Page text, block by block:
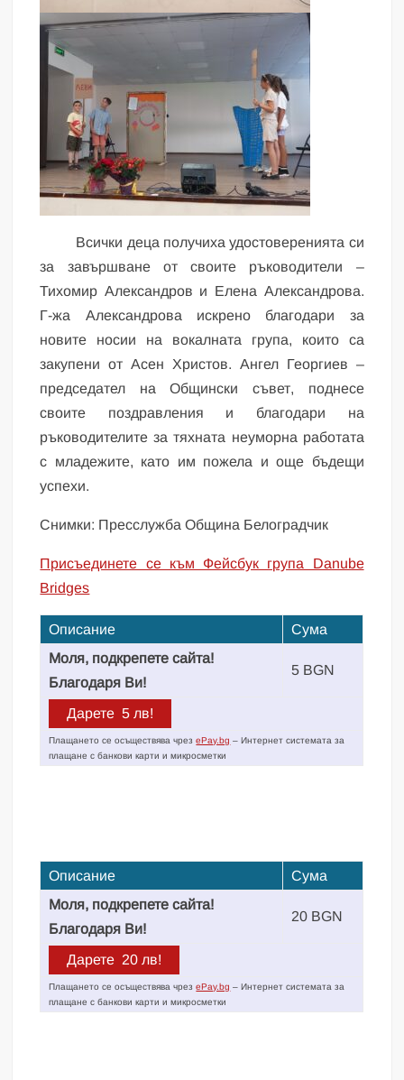
Всички деца получиха удостоверенията си
за завършване от своите ръководители –
Тихомир Александров и Елена Александрова.
Г-жа Александрова искрено благодари за
новите носии на вокалната група, които са
закупени от Асен Христов. Ангел Георгиев –
председател на Общински съвет, поднесе
своите поздравления и благодари на
ръководителите за тяхната неуморна работата
с младежите, като им пожела и още бъдещи
успехи.
Снимки: Пресслужба Община Белоградчик
Присъединете се към Фейсбук група Danube
Bridges
Описание
Сума
Моля, подкрепете сайта!
Благодаря Ви!
5 BGN
Плащането се осъществява чрезePay.bg – Интернет системата за
плащане с банкови карти и микросметки
Описание
Сума
Моля, подкрепете сайта!
Благодаря Ви!
20 BGN
Плащането се осъществява чрезePay.bg – Интернет системата за
плащане с банкови карти и микросметки